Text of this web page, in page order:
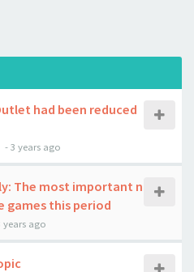
had been reduced
-3 years ago
The most important n
games this period
years ago